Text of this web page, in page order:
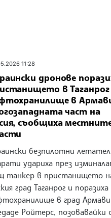
11:28
дронове
в Таганрог
в
част на
съобщиха
безпилотни
удариха през
танкер в пристанището
град Таганрог и поразиха
в град
Ройтерс, позовавайки